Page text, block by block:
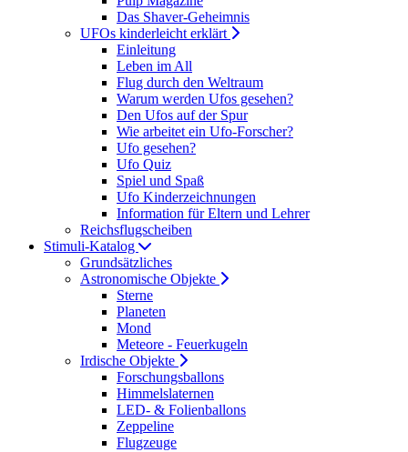
Das Shaver-Geheimnis
UFOs kinderleicht erklärt
Einleitung
Leben im All
Flug durch den Weltraum
Warum werden Ufos gesehen?
Den Ufos auf der Spur
Wie arbeitet ein Ufo-Forscher?
Ufo gesehen?
Ufo Quiz
Spiel und Spaß
Ufo Kinderzeichnungen
Information für Eltern und Lehrer
Reichsflugscheiben
Stimuli-Katalog
Grundsätzliches
Astronomische Objekte
Sterne
Planeten
Mond
Meteore - Feuerkugeln
Irdische Objekte
Forschungsballons
Himmelslaternen
LED- & Folienballons
Zeppeline
Flugzeuge